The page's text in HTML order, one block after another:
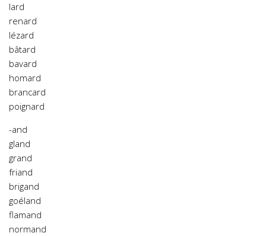
lard
renard
lézard
bâtard
bavard
homard
brancard
poignard
-and
gland
grand
friand
brigand
goéland
flamand
normand